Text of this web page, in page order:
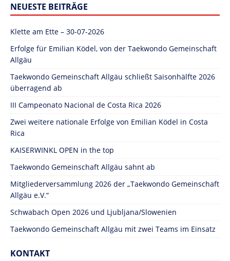
NEUESTE BEITRÄGE
Klette am Ette – 30-07-2026
Erfolge für Emilian Ködel, von der Taekwondo Gemeinschaft
Allgäu
Taekwondo Gemeinschaft Allgäu schließt Saisonhälfte 2026
überragend ab
III Campeonato Nacional de Costa Rica 2026
Zwei weitere nationale Erfolge von Emilian Ködel in Costa
Rica
KAISERWINKL OPEN in the top
Taekwondo Gemeinschaft Allgäu sahnt ab
Mitgliederversammlung 2026 der „Taekwondo Gemeinschaft
Allgäu e.V.“
Schwabach Open 2026 und Ljubljana/Slowenien
Taekwondo Gemeinschaft Allgäu mit zwei Teams im Einsatz
KONTAKT